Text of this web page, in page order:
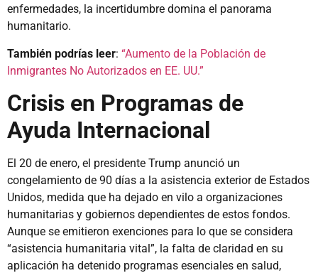
enfermedades, la incertidumbre domina el panorama
humanitario.
También podrías leer: “Aumento de la Población de
Inmigrantes No Autorizados en EE. UU.”
Crisis en Programas de
Ayuda Internacional
El 20 de enero, el presidente Trump anunció un
congelamiento de 90 días a la asistencia exterior de Estados
Unidos, medida que ha dejado en vilo a organizaciones
humanitarias y gobiernos dependientes de estos fondos.
Aunque se emitieron exenciones para lo que se considera
“asistencia humanitaria vital”, la falta de claridad en su
aplicación ha detenido programas esenciales en salud,